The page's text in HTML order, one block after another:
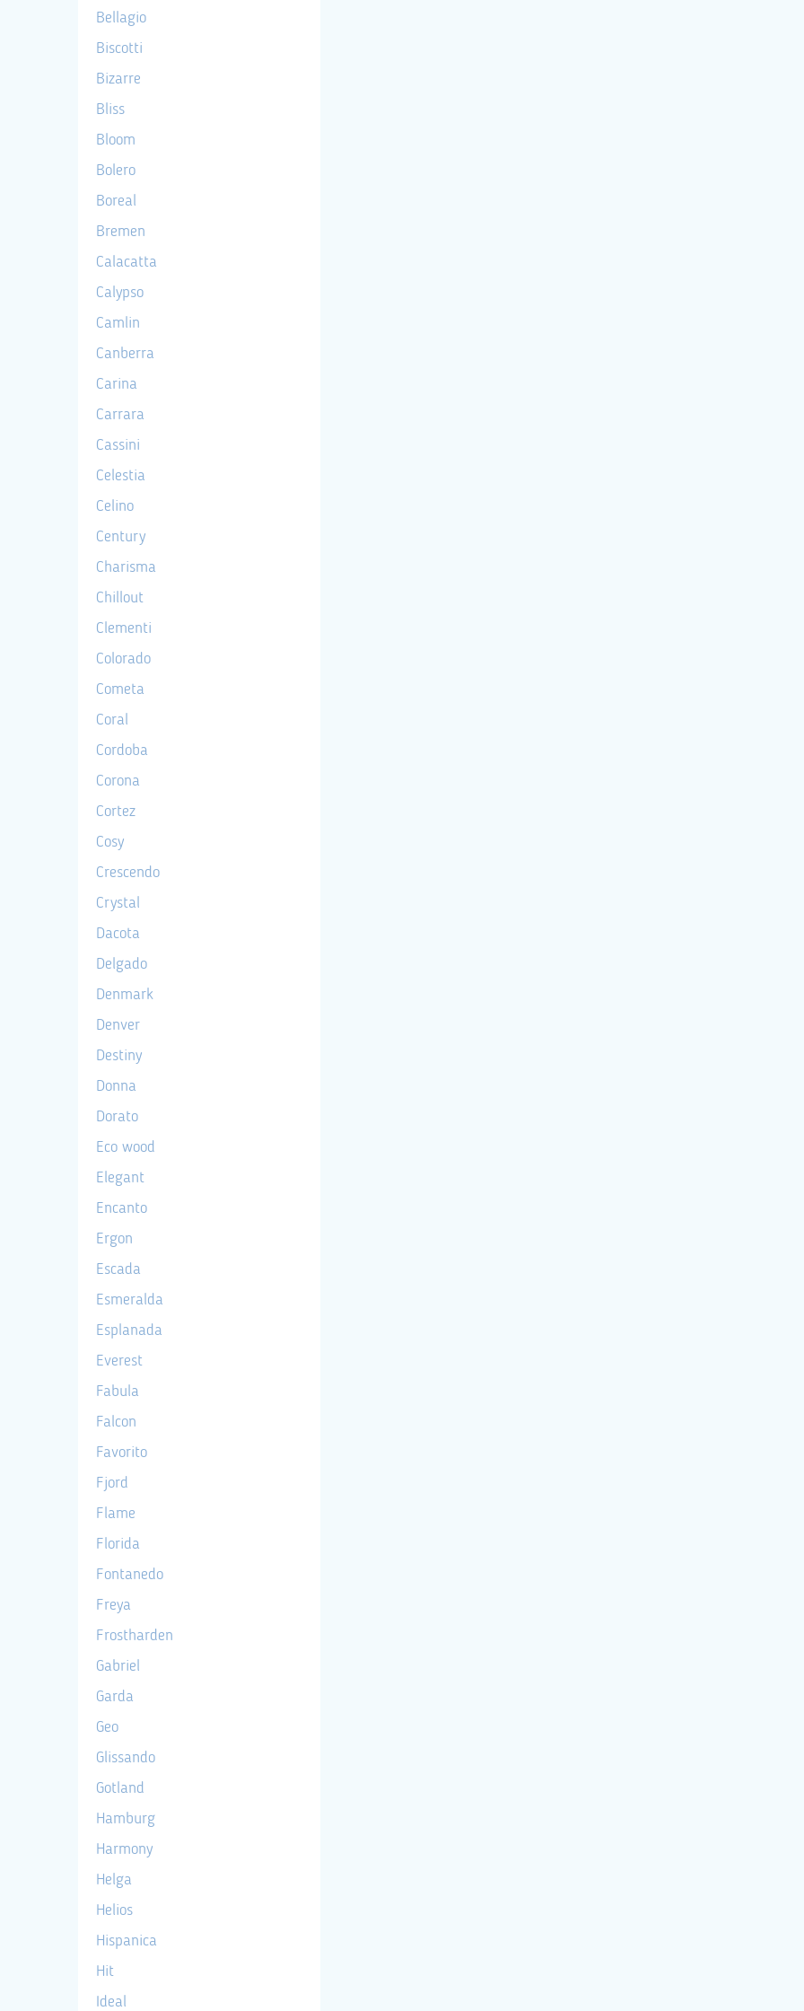
Bellagio
Biscotti
Bizarre
Bliss
Bloom
Bolero
Boreal
Bremen
Calacatta
Calypso
Camlin
Canberra
Carina
Carrara
Cassini
Celestia
Celino
Century
Charisma
Chillout
Clementi
Colorado
Cometa
Coral
Cordoba
Corona
Cortez
Cosy
Crescendo
Crystal
Dacota
Delgado
Denmark
Denver
Destiny
Donna
Dorato
Eco wood
Elegant
Encanto
Ergon
Escada
Esmeralda
Esplanada
Everest
Fabula
Falcon
Favorito
Fjord
Flame
Florida
Fontanedo
Freya
Frostharden
Gabriel
Garda
Geo
Glissando
Gotland
Hamburg
Harmony
Helga
Helios
Hispanica
Hit
Ideal